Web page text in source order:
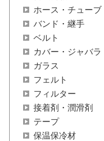
ホース・チューブ
バンド・継手
ベルト
カバー・ジャバラ
ガラス
フェルト
フィルター
接着剤・潤滑剤
テープ
保温保冷材